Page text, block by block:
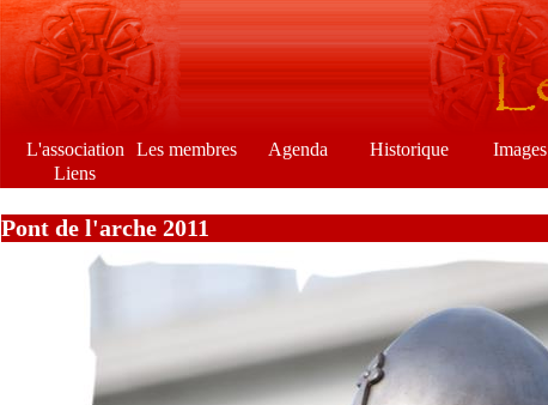
L'association Les membres Agenda Historique Images
Liens
Pont de l'arche 2011